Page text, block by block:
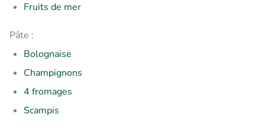
Fruits de mer
Pâte :
Bolognaise
Champignons
4 fromages
Scampis